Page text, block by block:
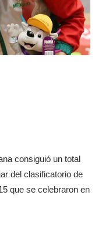
consiguió un total
del clasificatorio de
que se celebraron en